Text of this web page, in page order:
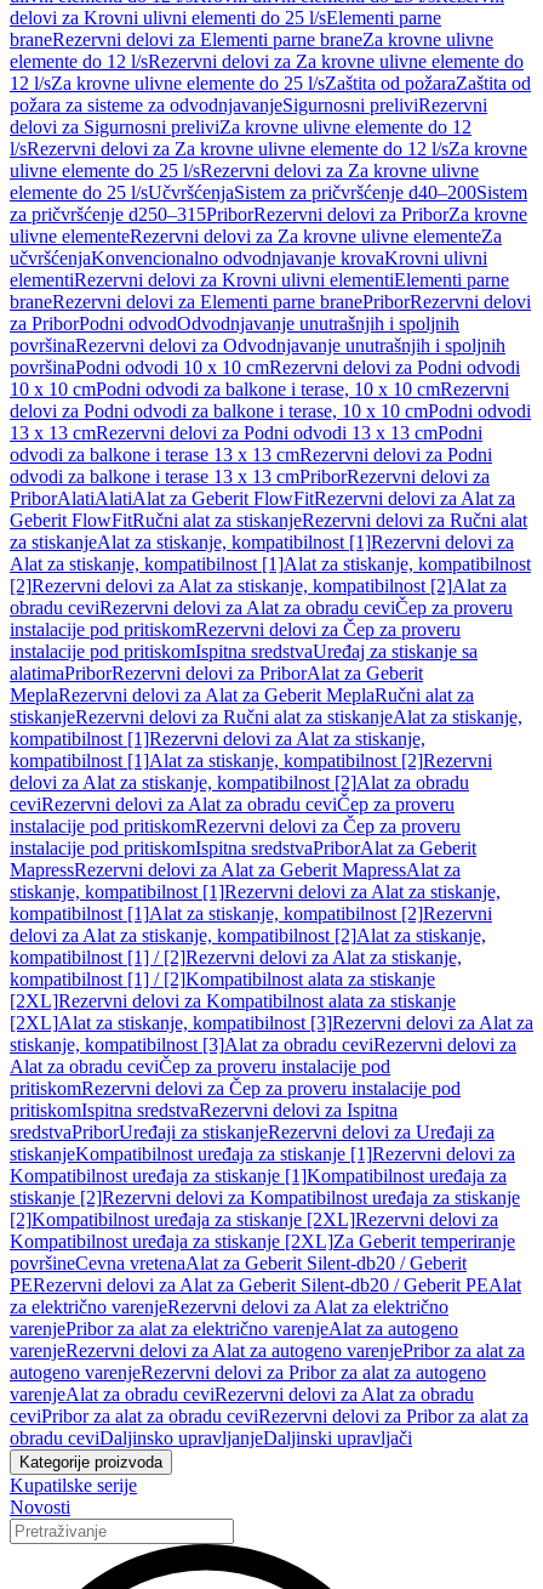
delovi za Krovni ulivni elementi do 25 l/sElementi parne
braneRezervni delovi za Elementi parne braneZa krovne ulivne
elemente do 12 l/sRezervni delovi za Za krovne ulivne elemente do
12 l/sZa krovne ulivne elemente do 25 l/sZaštita od požaraZaštita od
požara za sisteme za odvodnjavanjeSigurnosni preliviRezervni
delovi za Sigurnosni preliviZa krovne ulivne elemente do 12
l/sRezervni delovi za Za krovne ulivne elemente do 12 l/sZa krovne
ulivne elemente do 25 l/sRezervni delovi za Za krovne ulivne
elemente do 25 l/sUčvršćenjaSistem za pričvršćenje d40–200Sistem
za pričvršćenje d250–315PriborRezervni delovi za PriborZa krovne
ulivne elementeRezervni delovi za Za krovne ulivne elementeZa
učvršćenjaKonvencionalno odvodnjavanje krovaKrovni ulivni
elementiRezervni delovi za Krovni ulivni elementiElementi parne
braneRezervni delovi za Elementi parne branePriborRezervni delovi
za PriborPodni odvodOdvodnjavanje unutrašnjih i spoljnih
površinaRezervni delovi za Odvodnjavanje unutrašnjih i spoljnih
površinaPodni odvodi 10 x 10 cmRezervni delovi za Podni odvodi
10 x 10 cmPodni odvodi za balkone i terase, 10 x 10 cmRezervni
delovi za Podni odvodi za balkone i terase, 10 x 10 cmPodni odvodi
13 x 13 cmRezervni delovi za Podni odvodi 13 x 13 cmPodni
odvodi za balkone i terase 13 x 13 cmRezervni delovi za Podni
odvodi za balkone i terase 13 x 13 cmPriborRezervni delovi za
PriborAlatiAlatiAlat za Geberit FlowFitRezervni delovi za Alat za
Geberit FlowFitRučni alat za stiskanjeRezervni delovi za Ručni alat
za stiskanjeAlat za stiskanje, kompatibilnost [1]Rezervni delovi za
Alat za stiskanje, kompatibilnost [1]Alat za stiskanje, kompatibilnost
[2]Rezervni delovi za Alat za stiskanje, kompatibilnost [2]Alat za
obradu ceviRezervni delovi za Alat za obradu ceviČep za proveru
instalacije pod pritiskomRezervni delovi za Čep za proveru
instalacije pod pritiskomIspitna sredstvaUređaj za stiskanje sa
alatimaPriborRezervni delovi za PriborAlat za Geberit
MeplaRezervni delovi za Alat za Geberit MeplaRučni alat za
stiskanjeRezervni delovi za Ručni alat za stiskanjeAlat za stiskanje,
kompatibilnost [1]Rezervni delovi za Alat za stiskanje,
kompatibilnost [1]Alat za stiskanje, kompatibilnost [2]Rezervni
delovi za Alat za stiskanje, kompatibilnost [2]Alat za obradu
ceviRezervni delovi za Alat za obradu ceviČep za proveru
instalacije pod pritiskomRezervni delovi za Čep za proveru
instalacije pod pritiskomIspitna sredstvaPriborAlat za Geberit
MapressRezervni delovi za Alat za Geberit MapressAlat za
stiskanje, kompatibilnost [1]Rezervni delovi za Alat za stiskanje,
kompatibilnost [1]Alat za stiskanje, kompatibilnost [2]Rezervni
delovi za Alat za stiskanje, kompatibilnost [2]Alat za stiskanje,
kompatibilnost [1] / [2]Rezervni delovi za Alat za stiskanje,
kompatibilnost [1] / [2]Kompatibilnost alata za stiskanje
[2XL]Rezervni delovi za Kompatibilnost alata za stiskanje
[2XL]Alat za stiskanje, kompatibilnost [3]Rezervni delovi za Alat za
stiskanje, kompatibilnost [3]Alat za obradu ceviRezervni delovi za
Alat za obradu ceviČep za proveru instalacije pod
pritiskomRezervni delovi za Čep za proveru instalacije pod
pritiskomIspitna sredstvaRezervni delovi za Ispitna
sredstvaPriborUređaji za stiskanjeRezervni delovi za Uređaji za
stiskanjeKompatibilnost uređaja za stiskanje [1]Rezervni delovi za
Kompatibilnost uređaja za stiskanje [1]Kompatibilnost uređaja za
stiskanje [2]Rezervni delovi za Kompatibilnost uređaja za stiskanje
[2]Kompatibilnost uređaja za stiskanje [2XL]Rezervni delovi za
Kompatibilnost uređaja za stiskanje [2XL]Za Geberit temperiranje
površineCevna vretenaAlat za Geberit Silent-db20 / Geberit
PERezervni delovi za Alat za Geberit Silent-db20 / Geberit PEAlat
za električno varenjeRezervni delovi za Alat za električno
varenjePribor za alat za električno varenjeAlat za autogeno
varenjeRezervni delovi za Alat za autogeno varenjePribor za alat za
autogeno varenjeRezervni delovi za Pribor za alat za autogeno
varenjeAlat za obradu ceviRezervni delovi za Alat za obradu
ceviPribor za alat za obradu ceviRezervni delovi za Pribor za alat za
obradu ceviDaljinsko upravljanjeDaljinski upravljači
Kategorije proizvoda
Kupatilske serije
Novosti